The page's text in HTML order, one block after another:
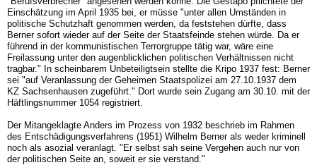
Einschätzung im April 1935 bei, er müsse "unter allen Umständen in
politische Schutzhaft genommen werden, da feststehen dürfte, dass
Berner sofort wieder auf der Seite der Staatsfeinde stehen würde. Da er
führend in der kommunistischen Terrorgruppe tätig war, wäre eine
Freilassung unter den augenblicklichen politischen Verhältnissen nicht
tragbar." In scheinbarem Unbeteiligtsein stellte die Kripo 1937 fest: Berner
sei "auf Veranlassung der Geheimen Staatspolizei am 27.10.1937 dem
KZ Sachsenhausen zugeführt." Dort wurde sein Zugang am 30.10. mit der
Häftlingsnummer 1054 registriert.
Der Mitangeklagte Anders im Prozess von 1932 beschrieb im Rahmen
des Entschädigungsverfahrens (1951) Wilhelm Berner als weder kriminell
noch als asozial veranlagt. "Er selbst sah seine Vergehen auch nur von
der politischen Seite an, soweit er sie verstand."